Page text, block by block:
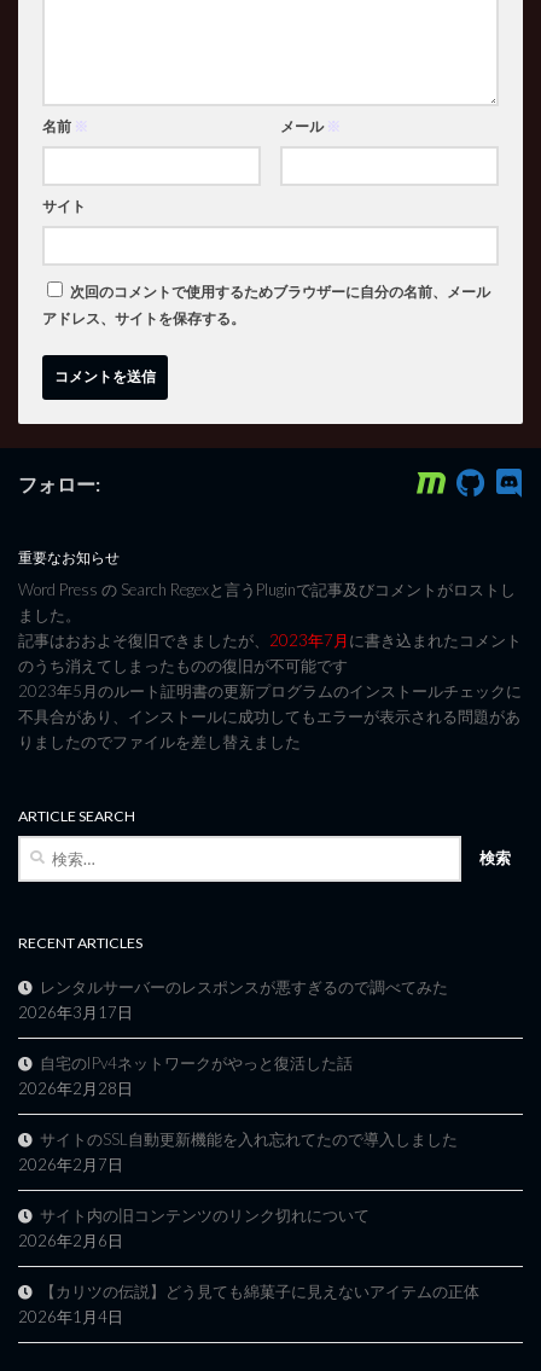
名前 ※ メール ※
サイト
次回のコメントで使用するためブラウザーに自分の名前、メール
アドレス、サイトを保存する。
フォロー:
重要なお知らせ
Word Press の Search Regexと言うPluginで記事及びコメントがロストし
ました。
記事はおおよそ復旧できましたが、 2023年7月に書き込まれたコメント
のうち消えてしまったものの復旧が不可能です
2023年5月のルート証明書の更新プログラムのインストールチェックに
不具合があり、インストールに成功してもエラーが表示される問題があ
りましたのでファイルを差し替えました
ARTICLE SEARCH
RECENT ARTICLES
レンタルサーバーのレスポンスが悪すぎるので調べてみた
2026年3月17日
自宅のIPv4ネットワークがやっと復活した話
2026年2月28日
サイトのSSL自動更新機能を入れ忘れてたので導入しました
2026年2月7日
サイト内の旧コンテンツのリンク切れについて
2026年2月6日
【カリツの伝説】どう見ても綿菓子に見えないアイテムの正体
2026年1月4日